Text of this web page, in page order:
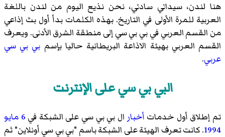
هنا لندن، سيداتي سادتي، نحن نذيع اليوم من لندن باللغة
العربية للمرة الأولى في التاريخ. بهذه الكلمات بدأ أول بث إذاعي
من القسم العربي في بي بي سي إلى منطقة الشرق الأدنى. ويعرف
القسم العربي بهيئة الاذاعة البريطانية حاليا بإسم بي بي سي
عربي.
البي بي سي على الإنترنت
تم إطلاق أول خدمات أخبار ال بي بي سي على الشبكة في 6 مايو
1994. كانت تعرف الهيئة على الشبكة باسم "بي بي سي أونلاين" ثم